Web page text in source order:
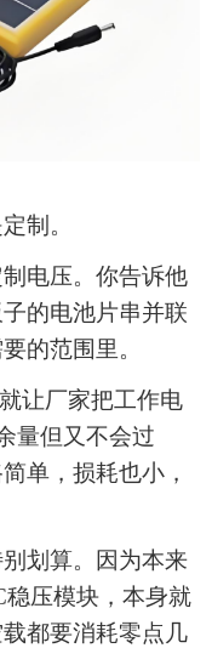
制。
电压。你告诉他
的电池片串并联
的范围里。
让厂家把工作电
量但又不会过
单，损耗也小，
划算。因为本来
稳压模块，本身就
都要消耗零点几